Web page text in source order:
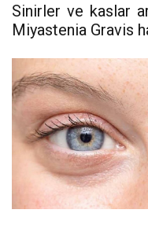
Sinirler ve kaslar
Miyastenia Gravis